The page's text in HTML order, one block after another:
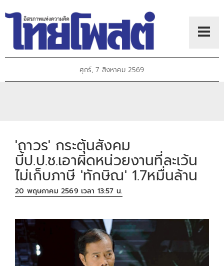
ศุกร์, 7 สิงหาคม 2569
'ถาวร' กระตุ้นสังคม
บี้ป.ป.ช.เอาผิดหน่วยงานที่ละเว้น
ไม่เก็บภาษี 'ทักษิณ' 1.7หมื่นล้าน
20 พฤษภาคม 2569 เวลา 13:57 น.